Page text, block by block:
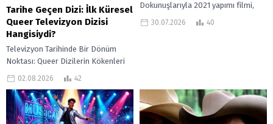
Tarihe Geçen Dizi: İlk Küresel
Queer Televizyon Dizisi
Hangisiydi?
Televizyon Tarihinde Bir Dönüm
Noktası: Queer Dizilerin Kökenleri
Televizyon ekranları, kurulduğundan
kültürel dönüşümlerin aynası
olmuştur. Özellikle...
02.08.2026 42
Dokunuşlarıyla 2021 yapımı filmi,
popüler kültür ve gençlik hikayeleri
30.07.2026 40